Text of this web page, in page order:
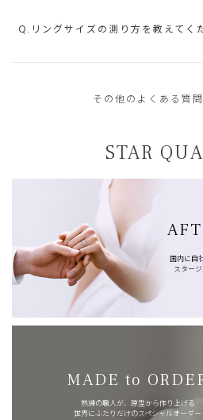
Q.リングサイズの測り方を教えてく
その他のよくある質
STAR
国内に自
スター
MADE to
熟練の職人が、原型から作り上げる
世界にふたりだけのスペシャルオーダー